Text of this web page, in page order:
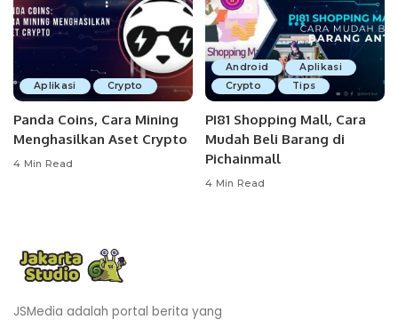
Aplikasi Crypto
Panda Coins, Cara Mining
Menghasilkan Aset Crypto
4 Min Read
Android
Aplikasi
Crypto
Tips
PI81 Shopping Mall, Cara
Mudah Beli Barang di
Pichainmall
4 Min Read
JSMedia adalah portal berita yang